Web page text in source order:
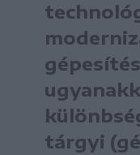
tárgyi